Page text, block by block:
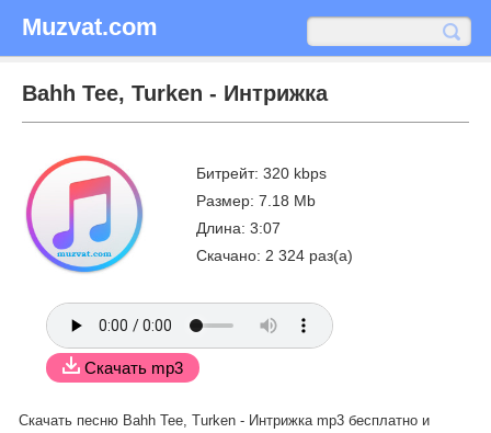
Muzvat.com
Bahh Tee, Turken - Интрижка
Битрейт: 320 kbps
Размер: 7.18 Mb
Длина: 3:07
Скачано: 2 324 раз(а)
Скачать mp3
Скачать песню Bahh Tee, Turken - Интрижка mp3 бесплатно и